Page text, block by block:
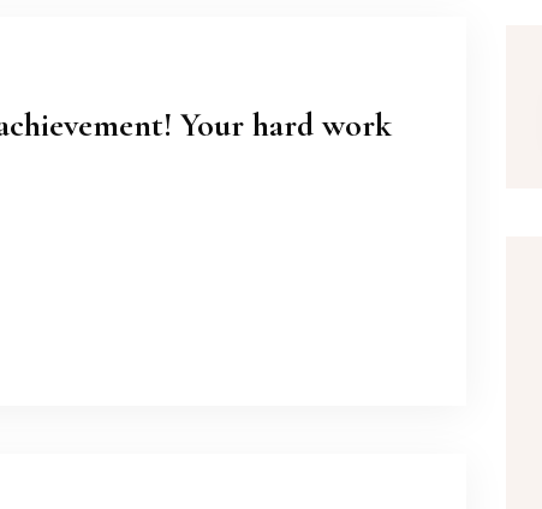
Your hard work